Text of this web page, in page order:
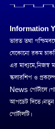
Information
ভারত তথা
যেকোনো রকম
এর মাধ্যমে,নিজস্ব
স্কলারশিপ ও
News পোর্টালে।
আপডেট দিতে।
পোর্টালটি।